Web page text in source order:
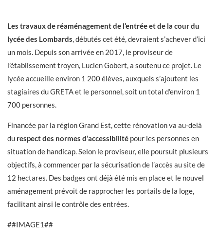
Les travaux de réaménagement de l’entrée et de la cour du
lycée des Lombards, débutés cet été, devraient s’achever d’ici
un mois. Depuis son arrivée en 2017, le proviseur de
l’établissement troyen, Lucien Gobert, a soutenu ce projet. Le
lycée accueille environ 1 200 élèves, auxquels s’ajoutent les
stagiaires du GRETA et le personnel, soit un total d’environ 1
700 personnes.
Financée par la région Grand Est, cette rénovation va au-delà
du respect des normes d’accessibilité pour les personnes en
situation de handicap. Selon le proviseur, elle poursuit plusieurs
objectifs, à commencer par la sécurisation de l’accès au site de
12 hectares. Des badges ont déjà été mis en place et le nouvel
aménagement prévoit de rapprocher les portails de la loge,
facilitant ainsi le contrôle des entrées.
##IMAGE1##